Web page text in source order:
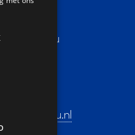
Batau
6032228